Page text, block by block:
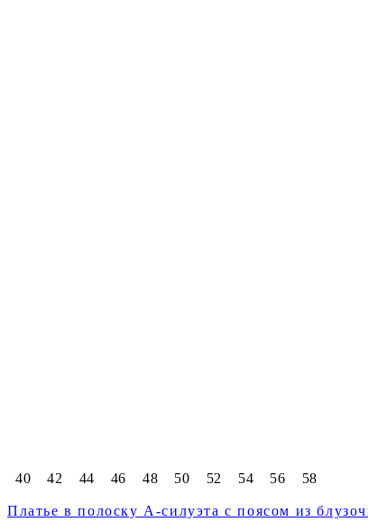
40 42 44 46 48 50 52 54 56 58
Платье в полоску А-силуэта с поясом из